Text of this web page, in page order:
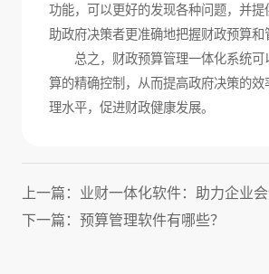
功能，可以更好的发现各种问题，并提
助政府决策者更准确地把握财政预算和
总之，财政预算管理一体化系统可
算的精确控制，从而提高政府决策的效
理水平，促进财政健康发展。
下一篇：预算管理软件有哪些？